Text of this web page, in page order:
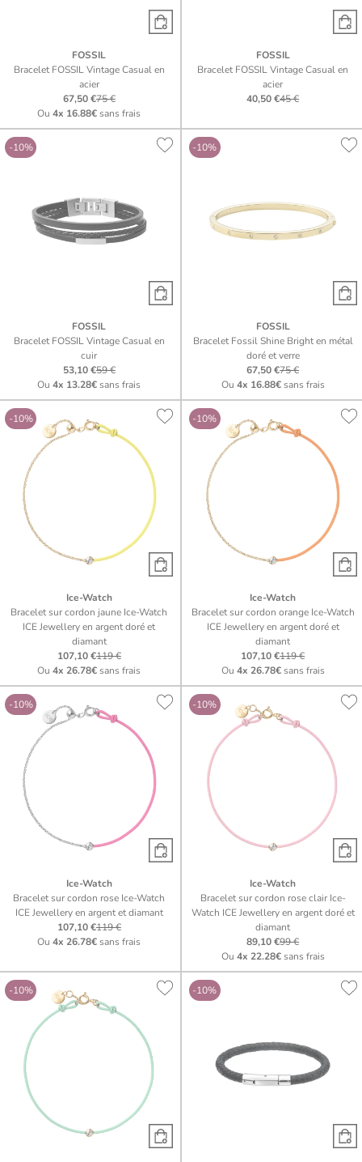
FOSSIL
Bracelet FOSSIL Vintage Casual en
acier
67,50 €75 €
Ou4x 16.88€sans frais
FOSSIL
Bracelet FOSSIL Vintage Casual en
acier
40,50 €45 €
-10%
FOSSIL
Bracelet FOSSIL Vintage Casual en
cuir
53,10 €59 €
Ou4x 13.28€sans frais
-10%
FOSSIL
Bracelet Fossil Shine Bright en métal
doré et verre
67,50 €75 €
Ou 4x 16.88€sans frais
-10%
Ice-Watch
Bracelet sur cordon jaune Ice-Watch
ICE Jewellery en argent doré et
diamant
107,10 €119 €
Ou4x 26.78€sans frais
-10%
Ice-Watch
Bracelet sur cordon orange Ice-Watch
ICE Jewellery en argent doré et
diamant
107,10 €119 €
Ou 4x 26.78€sans frais
-10%
Ice-Watch
Bracelet sur cordon rose Ice-Watch
ICE Jewellery en argent et diamant
107,10 €119 €
Ou4x 26.78€sans frais
-10%
Ice-Watch
Bracelet sur cordon rose clair Ice-
Watch ICE Jewellery en argent doré et
diamant
89,10 €99 €
Ou 4x 22.28€sans frais
-10% -10%